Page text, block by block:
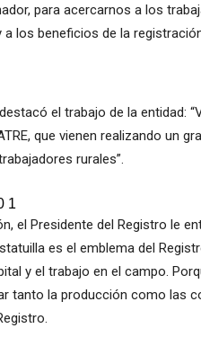
para acercarnos a los
los beneficios de la
el trabajo de la entidad:
que vienen realizando un
rurales”.
el Presidente del Registro le
es el emblema del
y el trabajo en el campo.
tanto la producción como las